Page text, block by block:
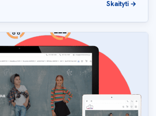
Skaityti →